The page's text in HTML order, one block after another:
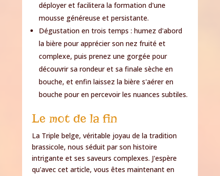
déployer et facilitera la formation d'une
mousse généreuse et persistante.
Dégustation en trois temps : humez d'abord
la bière pour apprécier son nez fruité et
complexe, puis prenez une gorgée pour
découvrir sa rondeur et sa finale sèche en
bouche, et enfin laissez la bière s'aérer en
bouche pour en percevoir les nuances subtiles.
Le mot de la fin
La Triple belge, véritable joyau de la tradition
brassicole, nous séduit par son histoire
intrigante et ses saveurs complexes. J'espère
qu'avec cet article, vous êtes maintenant en